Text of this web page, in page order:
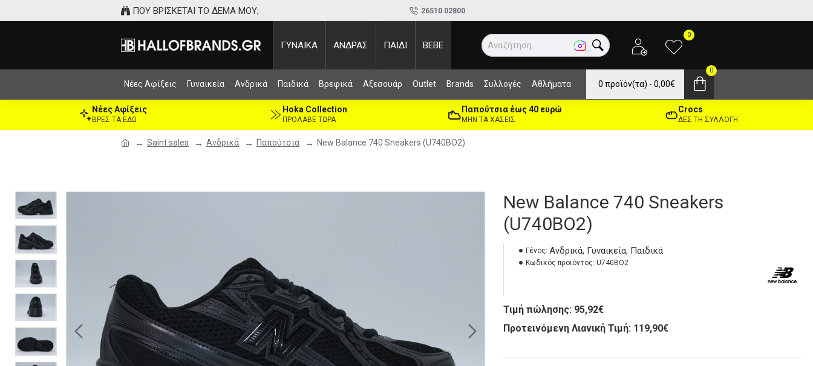
ΠΟΥ ΒΡΙΣΚΕΤΑΙ ΤΟ ΔΕΜΑ ΜΟΥ; 26510 02800
ΓΥΝΑΙΚΑ ΑΝΔΡΑΣ ΠΑΙΔΙ BEBE Τι ψάχ
0
Νέες Αφίξεις Γυναικεία Ανδρικά Παιδικά Βρεφικά Αξεσουάρ Outlet Brands Συλλογές Αθλήματα 0 προϊόν(τα) - 0,00€
0
Saint sales Ανδρικά Παπούτσια New Balance 740 Sneakers (U740BO2)
Νέες Αφίξεις
ΒΡΕΣ ΤΑ ΕΔΩ
Hoka Collection
ΠΡΟΛΑΒΕ ΤΩΡΑ
Παπούτσια έως 40 ευρώ
ΜΗΝ ΤΑ ΧΑΣΕΙΣ
Crocs
ΔΕΣ ΤΗ ΣΥΛΛΟΓΗ
New Balance 740 Sneakers
(U740BO2)
Γένος: Ανδρικά, Γυναικεία, Παιδικά
Κωδικός προϊόντος: U740BO2
Τιμή πώλησης: 95,92€
Προτεινόμενη Λιανική Τιμή: 119,90€